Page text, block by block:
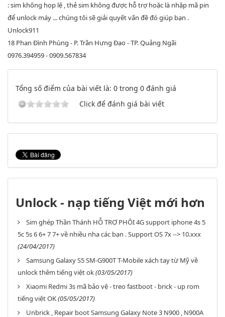
: sim không họp lệ , thẻ sim không được hỗ trợ hoặc là nhập mã pin
để unlock máy ... chúng tôi sẽ giải quyết vấn đề đó giúp bạn .
Unlock911
18 Phan Đình Phùng - P. Trần Hưng Đạo - TP. Quảng Ngãi
0976.394959 - 0909.567834
Tổng số điểm của bài viết là: 0 trong 0 đánh giá
Click để đánh giá bài viết
Unlock - nạp tiếng Việt mới hơn
Sim ghép Thần Thánh HỖ TRỢ PHÔI 4G support iphone 4s 5
5c 5s 6 6+ 7 7+ về nhiều nha các bạn . Support OS 7x --> 10.xxx
(24/04/2017)
Samsung Galaxy S5 SM-G900T T-Mobile xách tay từ Mỹ về
unlock thêm tiếng việt ok(03/05/2017)
Xiaomi Redmi 3s mã bảo vệ - treo fastboot - brick - up rom
tiếng việt OK(05/05/2017)
Unbrick , Repair boot Samsung Galaxy Note 3 N900 , N900A